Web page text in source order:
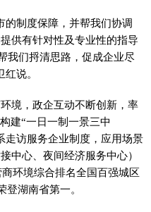
的制度保障，并帮我们协调
供有针对性及专业性的指导
我们捋清思路，促成企业尽
说。
境，政企互动不断创新，率
建“一日一制一景三中
走访服务企业制度，应用场景
中心、夜间经济服务中心）
环境综合排名全国百强城区
湖南省第一。